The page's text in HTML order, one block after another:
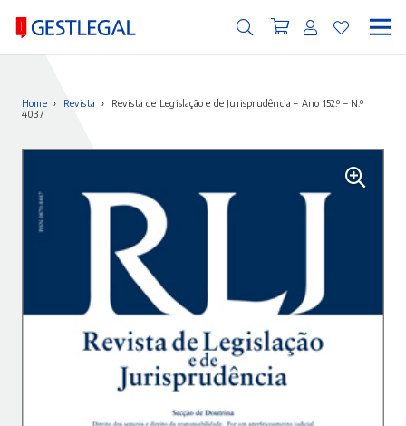
Home › Revista ›
Revista de Legislação e de Jurisprudência – Ano 152.º – N.º
4037